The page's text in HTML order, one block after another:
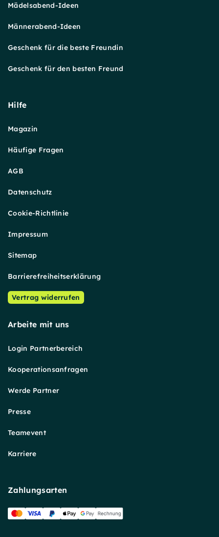
Mädelsabend-Ideen
Männerabend-Ideen
Geschenk für die beste Freundin
Geschenk für den besten Freund
Hilfe
Magazin
Häufige Fragen
AGB
Datenschutz
Cookie-Richtlinie
Impressum
Sitemap
Barrierefreiheitserklärung
Vertrag widerrufen
Arbeite mit uns
Login Partnerbereich
Kooperationsanfragen
Werde Partner
Presse
Teamevent
Karriere
Zahlungsarten